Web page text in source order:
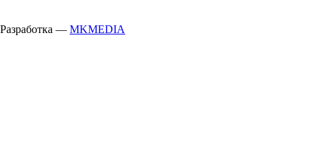
Разработка — MKMEDIA